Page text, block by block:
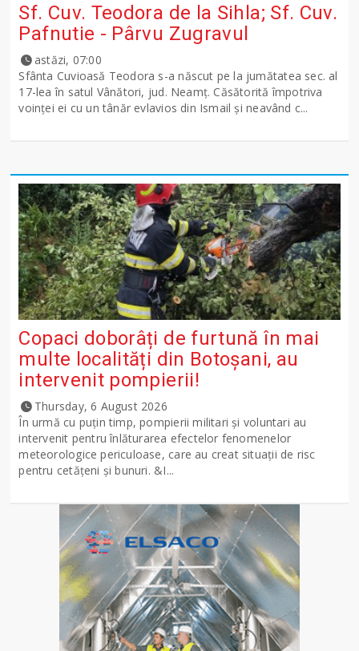
Sf. Cuv. Teodora de la Sihla; Sf. Cuv.
Pafnutie - Pârvu Zugravul
astăzi, 07:00
Sfânta Cuvioasă Teodora s-a născut pe la jumătatea sec. al
17-lea în satul Vânători, jud. Neamţ. Căsătorită împotriva
voinţei ei cu un tânăr evlavios din Ismail şi neavând c...
Copaci doborâți de furtună în mai
multe localități din Botoșani, au
intervenit pompierii!
Thursday, 6 August 2026
În urmă cu puțin timp, pompierii militari și voluntari au
intervenit pentru înlăturarea efectelor fenomenelor
meteorologice periculoase, care au creat situații de risc
pentru cetățeni și bunuri. &I...